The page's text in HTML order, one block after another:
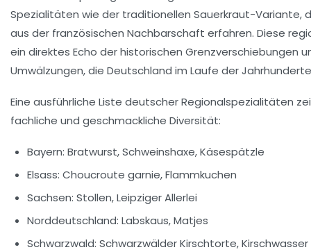
Spezialitäten wie der traditionellen Sauerkraut-Variante,
aus der französischen Nachbarschaft erfahren. Diese
ein direktes Echo der historischen Grenzverschiebungen
Umwälzungen, die Deutschland im Laufe der
Eine ausführliche Liste deutscher Regionalspezialitäten
fachliche und geschmackliche Diversität:
Bayern: Bratwurst, Schweinshaxe, Käsespätzle
Elsass: Choucroute garnie, Flammkuchen
Sachsen: Stollen, Leipziger Allerlei
Norddeutschland: Labskaus, Matjes
Schwarzwald: Schwarzwälder Kirschtorte, Kirschwasser